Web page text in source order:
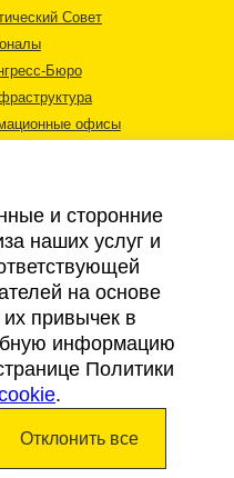
Совет
Бюро
офисы
Совет. Все права
и сторонние
наших услуг и
на основе
привычек в
информацию
Политики
.
Отклонить все